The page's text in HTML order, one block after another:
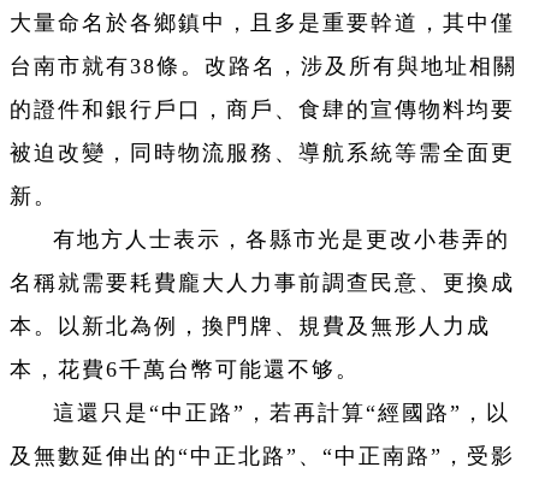
大量命名於各鄉鎮中，且多是重要幹道，其中僅
台南市就有38條。改路名，涉及所有與地址相關
的證件和銀行戶口，商戶、食肆的宣傳物料均要
被迫改變，同時物流服務、導航系統等需全面更
新。
有地方人士表示，各縣市光是更改小巷弄的
名稱就需要耗費龐大人力事前調查民意、更換成
本。以新北為例，換門牌、規費及無形人力成
本，花費6千萬台幣可能還不够。
這還只是“中正路”，若再計算“經國路”，以
及無數延伸出的“中正北路”、“中正南路”，受影